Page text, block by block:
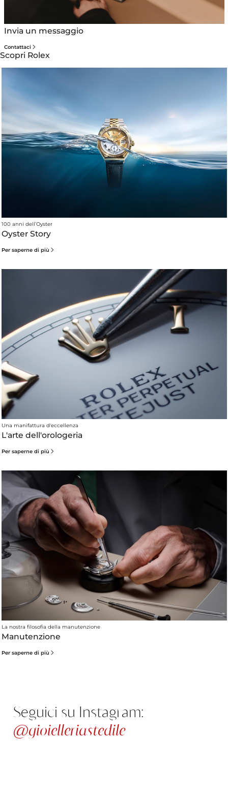
Invia un messaggio
Contattaci
Scopri Rolex
100 anni dell’Oyster
Oyster Story
Per saperne di più
Una manifattura d'eccellenza
L'arte dell'orologeria
Per saperne di più
La nostra filosofia della manutenzione
Manutenzione
Per saperne di più
Seguici su Instagram:
@gioielleriastedile